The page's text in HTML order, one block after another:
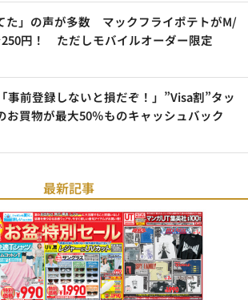
た」の声が多数 マックフライポテトがM/
円！ ただしモバイルオーダー限定
事前登録しないと損だぞ！」”Visa割”タッ
お買物が最大50％ものキャッシュバック
最新記事